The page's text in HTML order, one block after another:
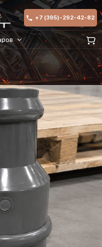
+7 (395)-292-42-82